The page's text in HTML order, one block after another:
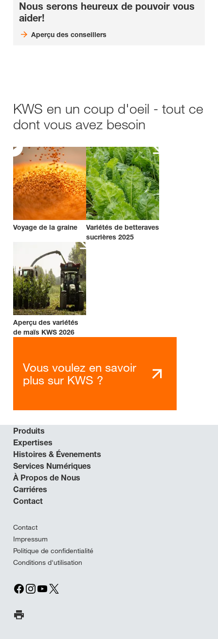
Nous serons heureux de pouvoir vous
aider!
Aperçu des conseillers
KWS en un coup d'oeil - tout ce
dont vous avez besoin
Voyage de la graine
Variétés de betteraves
sucrières 2025
Aperçu des variétés
de maïs KWS 2026
Vous voulez en savoir
plus sur KWS ?
Produits
Expertises
Histoires & Évenements
Services Numériques
À Propos de Nous
Carriéres
Contact
Contact
Impressum
Politique de confidentialité
Conditions d'utilisation
Imprimer la page